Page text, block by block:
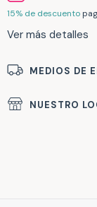
15% de descuento
Ver más detalles
MEDIOS DE
NUESTRO